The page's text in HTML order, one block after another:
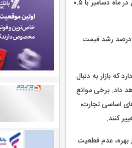
درصد افزایش، به ۴۰۰۲ دلار و ۵۳ سنت رسید. بهای معاملات آتی طلا در بازار آمریکا برای تحویل در ماه دسامبر با ۰.۵
هر اونس طلا پس از افزایش ۲۷ درصدی در سال ۲۰۲۴، از ابتدای سال میلادی جاری تاکنون، ۵۲ درصد رشد قیمت
که بازار به دنبال
خواهد داد. برخی موانع
اساسی تجارت،
کنند.
بهره، عدم قطعیت